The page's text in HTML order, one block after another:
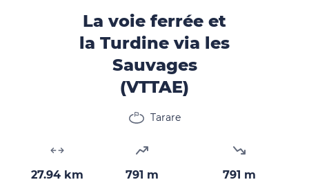
La voie ferrée et
la Turdine via les
Sauvages
(VTTAE)
Tarare
27.94 km 791 m 791 m